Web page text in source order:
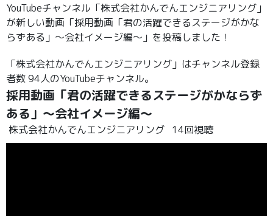
YouTubeチャンネル「株式会社かんでんエンジニアリング」
が新しい動画「採用動画「君の活躍できるステージがかな
らずある」～会社イメージ編～」を投稿しました！
「株式会社かんでんエンジニアリング」はチャンネル登録
者数 94人のYouTubeチャンネル。
採用動画「君の活躍できるステージがかならず
ある」～会社イメージ編～
株式会社かんでんエンジニアリング 14回視聴